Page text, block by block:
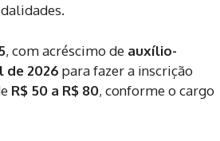
, com acréscimo de auxílio-
de 2026 para fazer a inscrição
R$ 50 a R$ 80, conforme o cargo